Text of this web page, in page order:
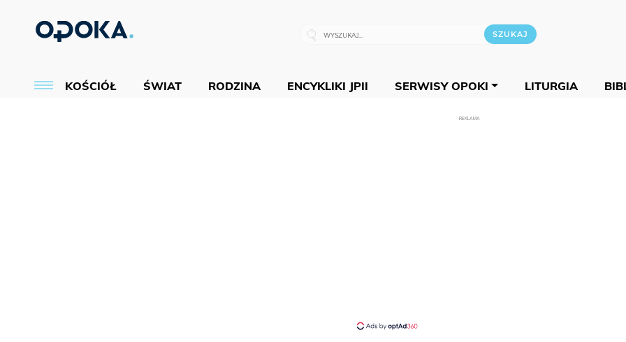
KOŚCIÓŁ ŚWIAT RODZINA ENCYKLIKI JPII SERWISY OPOKI LITURGIA
REKLAMA